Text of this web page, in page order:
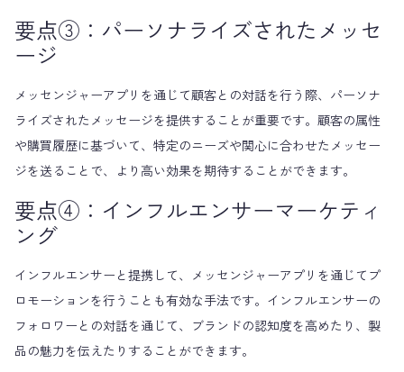
要点③：パーソナライズされたメッセ
ージ
メッセンジャーアプリを通じて顧客との対話を行う際、パーソナ
ライズされたメッセージを提供することが重要です。顧客の属性
や購買履歴に基づいて、特定のニーズや関心に合わせたメッセー
ジを送ることで、より高い効果を期待することができます。
要点④：インフルエンサーマーケティ
ング
インフルエンサーと提携して、メッセンジャーアプリを通じてプ
ロモーションを行うことも有効な手法です。インフルエンサーの
フォロワーとの対話を通じて、ブランドの認知度を高めたり、製
品の魅力を伝えたりすることができます。